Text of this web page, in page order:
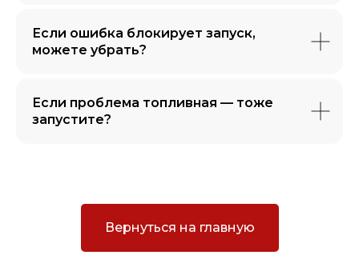
Если ошибка блокирует запуск,
можете убрать?
Если проблема топливная — тоже
запустите?
Вернуться на главную